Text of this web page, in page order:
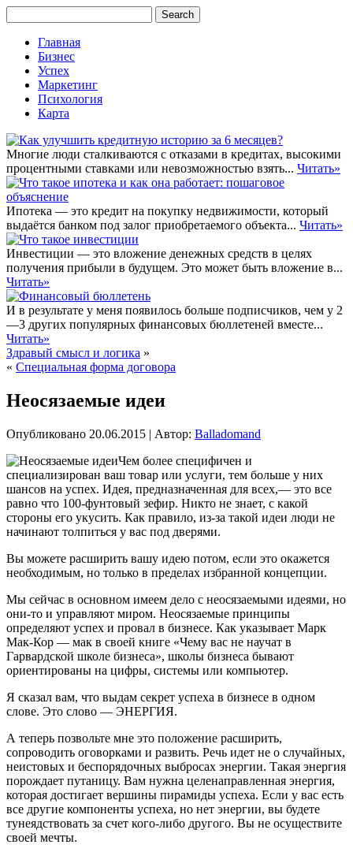
Главная
Бизнес
Успех
Маркетинг
Психология
Карта
Многие люди сталкиваются с отказами в кредитах, высокими
процентными ставками или невозможностью взять... Читать»
Ипотека — это кредит на покупку недвижимости, который
выдаётся банком под залог приобретаемого объекта... Читать»
Инвестиции — это вложение денежных средств в целях
получения прибыли в будущем. Это может быть вложение в...
Читать»
И в результате у меня появилось больше подписчиков, чем у 2
—3 других популярных финансовых бюллетеней вместе...
Читать»
Здравый смысл и логика »
« Специальная форма договора
Неосязаемые идеи
Опубликовано 20.06.2015 | Автор: Balladomand
Чем более специфичен и
специализирован ваш товар или услуги, тем больше у них
шансов на успех. Идея, предназначенная для всех,— это все
равно что 100-фунтовый зефир. Никто не знает, с какой
стороны его укусить. Как правило, из-за такой идеи люди не
начинают толпиться у вас под дверями.
Вы можете расширить вашу идею потом, если это окажется
необходимым, но только в пределах избранной концепции.
Мы сейчас в основном имеем дело с неосязаемыми идеями, но
они-то и управляют миром. Неосязаемые принципы
определяют успех и провал в бизнесе. Как указывает Марк
Мак-Кор — мак в своей книге «Чему вас не научат в
Гарвардской школе бизнеса», школы бизнеса бывают
ориентированы на цифры, системы или компьютер.
Я сказал вам, что выдам секрет успеха в бизнесе в одном
слове. Это слово — ЭНЕРГИЯ.
А теперь позвольте мне это положение расширить,
сопроводить оговорками и развить. Речь идет не о случайных,
неистовых и беспорядочных выбросах энергии. Такая энергия
порождает путаницу. Вам нужна целенаправленная энергия,
которая достигает вершины пирамиды успеха. Если у вас есть
все другие компоненты успеха, но нет энергии, вы будете
тунеядствовать за счет кого-либо другого. Вы не осуществите
своей мечты.